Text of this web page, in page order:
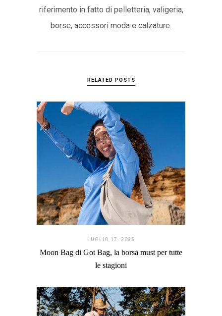
riferimento in fatto di pelletteria, valigeria,
borse, accessori moda e calzature.
RELATED POSTS
LUGLIO 17. 2025
Moon Bag di Got Bag, la borsa must per tutte
le stagioni